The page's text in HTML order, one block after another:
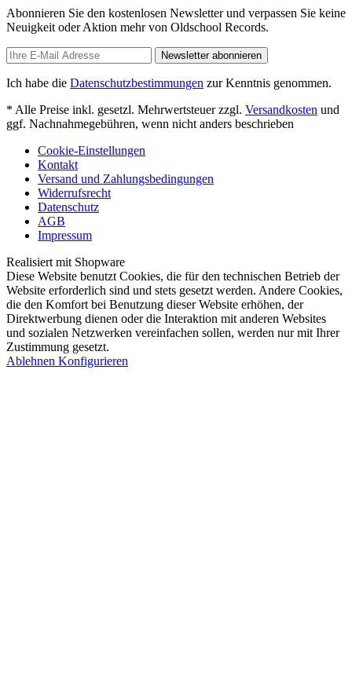
Abonnieren Sie den kostenlosen Newsletter und verpassen Sie keine
Neuigkeit oder Aktion mehr von Oldschool Records.
Newsletter abonnieren
Ich habe die Datenschutzbestimmungen zur Kenntnis genommen.
* Alle Preise inkl. gesetzl. Mehrwertsteuer zzgl. Versandkosten und
ggf. Nachnahmegebühren, wenn nicht anders beschrieben
Cookie-Einstellungen
Kontakt
Versand und Zahlungsbedingungen
Widerrufsrecht
Datenschutz
AGB
Impressum
Realisiert mit Shopware
Diese Website benutzt Cookies, die für den technischen Betrieb der
Website erforderlich sind und stets gesetzt werden. Andere Cookies,
die den Komfort bei Benutzung dieser Website erhöhen, der
Direktwerbung dienen oder die Interaktion mit anderen Websites
und sozialen Netzwerken vereinfachen sollen, werden nur mit Ihrer
Zustimmung gesetzt.
Ablehnen Konfigurieren